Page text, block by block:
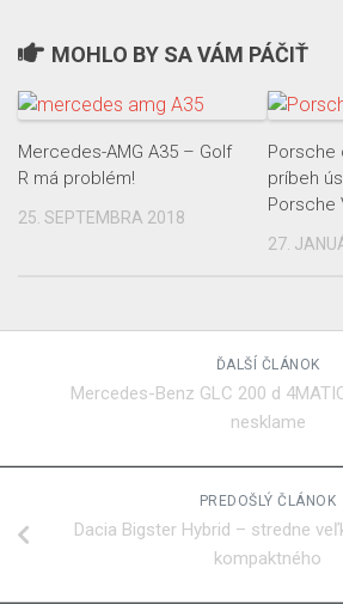
MOHLO BY SA VÁM PÁČIŤ
Mercedes-AMG A35 – Golf
R má problém!
25. SEPTEMBRA 2018
Porsche
príbeh
Porsche
27.
ĎALŠÍ ČLÁNOK
Mercedes-Benz GLC 200 d
nesklame
PREDOŠLÝ ČLÁNOK
Dacia Bigster Hybrid – stredne
kompaktného